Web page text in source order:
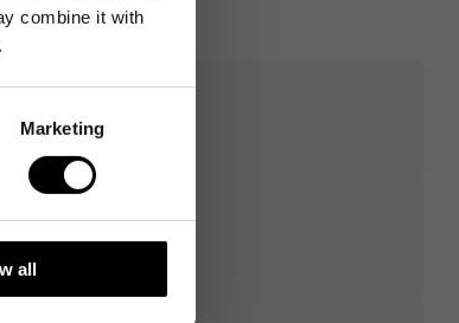
combine it with
Marketing
all